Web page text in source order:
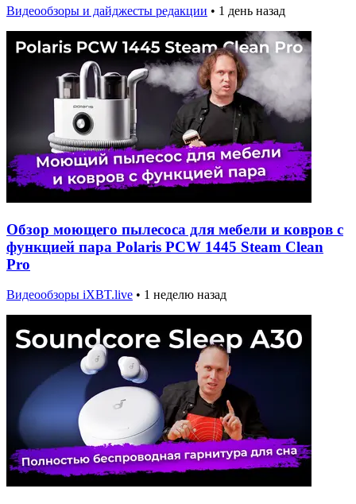
Видеообзоры и дайджесты редакции • 1 день назад
Обзор моющего пылесоса для мебели и ковров с
функцией пара Polaris PCW 1445 Steam Clean
Pro
Видеообзоры iXBT.live • 1 неделю назад